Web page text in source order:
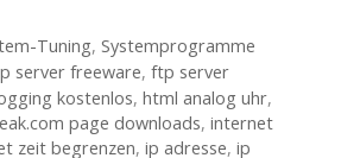
Tuning, Systemprogramme
server freeware, ftp server
kostenlos, html analog uhr,
page downloads, internet
zeit begrenzen, ip adresse, ip